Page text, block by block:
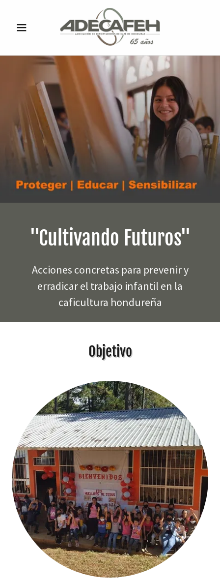
"Cultivando Futuros"
Acciones concretas para prevenir y
erradicar el trabajo infantil en la
caficultura hondureña
Objetivo